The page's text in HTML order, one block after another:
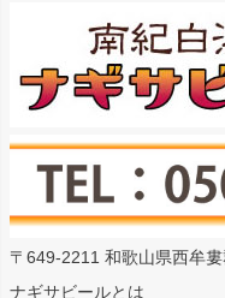
〒649-2211 和歌山県西牟
ナギサビールとは